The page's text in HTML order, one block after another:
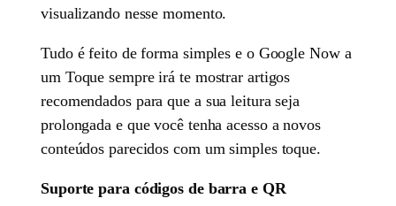
visualizando nesse momento.
Tudo é feito de forma simples e o Google Now a
um Toque sempre irá te mostrar artigos
recomendados para que a sua leitura seja
prolongada e que você tenha acesso a novos
conteúdos parecidos com um simples toque.
Suporte para códigos de barra e QR